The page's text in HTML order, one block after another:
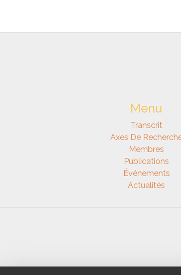
Menu
Transcrit
Axes De
Membres
Publications
Événements
Actualités